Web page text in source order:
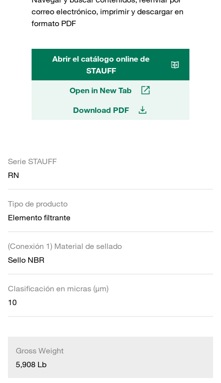
correo electrónico, imprimir y descargar en
formato PDF
Abrir el catálogo online de
STAUFF
Open in New Tab
Download PDF
Serie STAUFF
RN
Tipo de producto
Elemento filtrante
(Conexión 1) Material de sellado
Sello NBR
Clasificación en micras (µm)
10
Gross Weight
5,908 Lb